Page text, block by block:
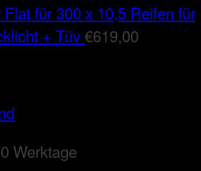
für 300 x 10,5 Reifen für
+ Tüv€619,00
Werktage